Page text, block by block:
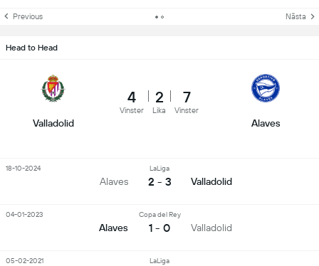
Previous Nästa
Head to Head
Valladolid
4
Vinster
2
Lika
7
Vinster
Alaves
Alaves
LaLiga
2 - 3 Valladolid
18-10-2024
Alaves
Copa del Rey
1 - 0 Valladolid
04-01-2023
LaLiga
05-02-2021